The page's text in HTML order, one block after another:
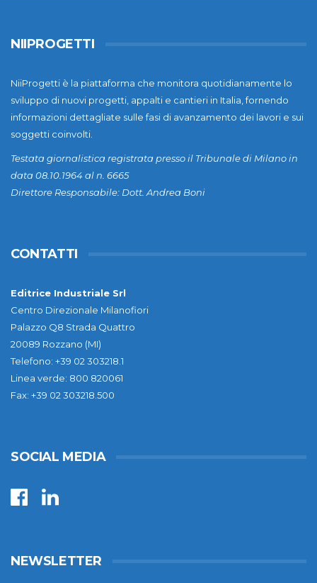
NIIPROGETTI
NiiProgetti è la piattaforma che monitora quotidianamente lo
sviluppo di nuovi progetti, appalti e cantieri in Italia, fornendo
informazioni dettagliate sulle fasi di avanzamento dei lavori e sui
soggetti coinvolti.
Testata giornalistica registrata presso il Tribunale di Milano in
data 08.10.1964 al n. 6665
Direttore Responsabile: Dott. Andrea Boni
CONTATTI
Editrice Industriale Srl
Centro Direzionale Milanofiori
Palazzo Q8 Strada Quattro
20089 Rozzano (MI)
Telefono: +39 02 303218.1
Linea verde: 800 820061
Fax: +39 02 303218.500
SOCIAL MEDIA
NEWSLETTER